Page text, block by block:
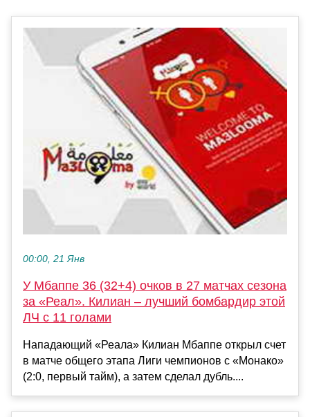
00:00, 21 Янв
У Мбаппе 36 (32+4) очков в 27 матчах сезона
за «Реал». Килиан – лучший бомбардир этой
ЛЧ с 11 голами
Нападающий «Реала» Килиан Мбаппе открыл счет
в матче общего этапа Лиги чемпионов с «Монако»
(2:0, первый тайм), а затем сделал дубль....